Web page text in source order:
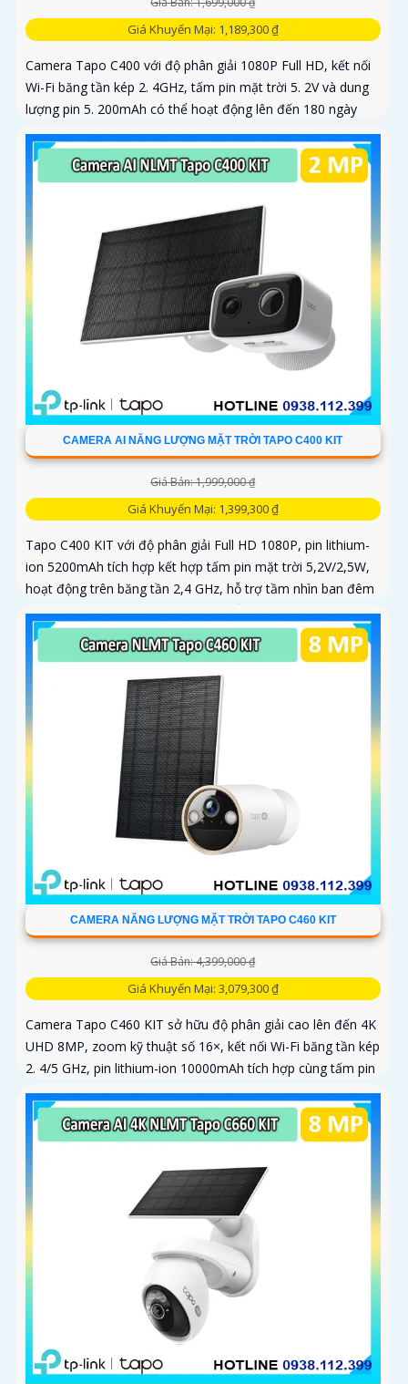
Giá Khuyến Mại: 1,189,300 ₫
Camera Tapo C400 với độ phân giải 1080P Full HD, kết nối
Wi-Fi băng tần kép 2. 4GHz, tấm pin mặt trời 5. 2V và dung
lượng pin 5. 200mAh có thể hoạt động lên đến 180 ngày
CAMERA AI NĂNG LƯỢNG MẶT TRỜI TAPO C400 KIT
Giá Bán: 1,999,000 ₫
Giá Khuyến Mại: 1,399,300 ₫
Tapo C400 KIT với độ phân giải Full HD 1080P, pin lithium-
ion 5200mAh tích hợp kết hợp tấm pin mặt trời 5,2V/2,5W,
hoạt động trên băng tần 2,4 GHz, hỗ trợ tầm nhìn ban đêm
có màu lên đến 9m, phát hiện chuyển động và con người
bằng AI, đồng thời lưu trữ dữ liệu qua thẻ microSD lên đến
CAMERA NĂNG LƯỢNG MẶT TRỜI TAPO C460 KIT
Giá Bán: 4,399,000 ₫
Giá Khuyến Mại: 3,079,300 ₫
Camera Tapo C460 KIT sở hữu độ phân giải cao lên đến 4K
UHD 8MP, zoom kỹ thuật số 16×, kết nối Wi-Fi băng tần kép
2. 4/5 GHz, pin lithium-ion 10000mAh tích hợp cùng tấm pin
năng lượng mặt trời 5